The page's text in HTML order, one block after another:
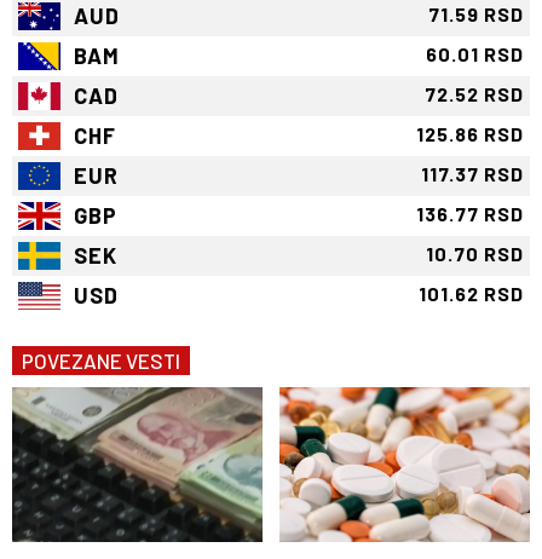
AUD 71.59 RSD
BAM 60.01 RSD
CAD 72.52 RSD
CHF 125.86 RSD
EUR 117.37 RSD
GBP 136.77 RSD
SEK 10.70 RSD
USD 101.62 RSD
POVEZANE VESTI